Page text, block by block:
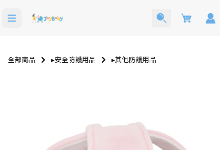
Cart
全部商品 ▸安全防護用品 ▸其他防護用品